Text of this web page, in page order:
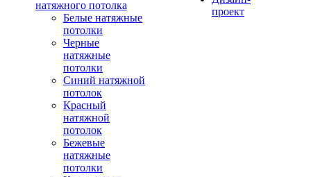
натяжного потолка
Белые натяжные
потолки
Черные
натяжные
потолки
Синий натяжной
потолок
Красный
натяжной
потолок
Бежевые
натяжные
потолки
проект